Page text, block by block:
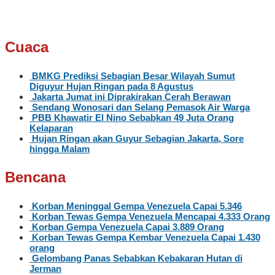
Cuaca
BMKG Prediksi Sebagian Besar Wilayah Sumut
Diguyur Hujan Ringan pada 8 Agustus
Jakarta Jumat ini Diprakirakan Cerah Berawan
Sendang Wonosari dan Selang Pemasok Air Warga
PBB Khawatir El Nino Sebabkan 49 Juta Orang
Kelaparan
Hujan Ringan akan Guyur Sebagian Jakarta, Sore
hingga Malam
Bencana
Korban Meninggal Gempa Venezuela Capai 5.346
Korban Tewas Gempa Venezuela Mencapai 4.333 Orang
Korban Gempa Venezuela Capai 3.889 Orang
Korban Tewas Gempa Kembar Venezuela Capai 1.430
orang
Gelombang Panas Sebabkan Kebakaran Hutan di
Jerman